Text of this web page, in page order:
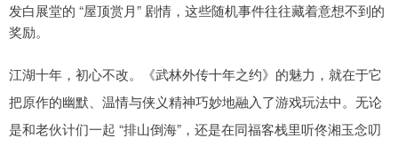
发白展堂的 “屋顶赏月” 剧情，这些随机事件往往藏着意想不到的
奖励。
江湖十年，初心不改。《武林外传十年之约》的魅力，就在于它
把原作的幽默、温情与侠义精神巧妙地融入了游戏玩法中。无论
是和老伙计们一起 “排山倒海”，还是在同福客栈里听佟湘玉念叨